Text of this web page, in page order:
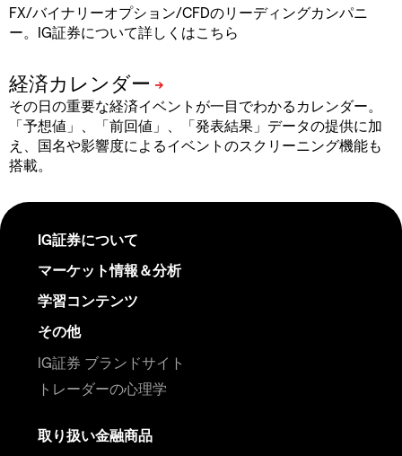
FX/バイナリーオプション/CFDのリーディングカンパニ
ー。IG証券について詳しくはこちら
その日の重要な経済イベントが一目でわかるカレンダー。
「予想値」、「前回値」、「発表結果」データの提供に加
え、国名や影響度によるイベントのスクリーニング機能も
搭載。
IG証券について
マーケット情報＆分析
学習コンテンツ
その他
IG証券 ブランドサイト
トレーダーの心理学
取り扱い金融商品